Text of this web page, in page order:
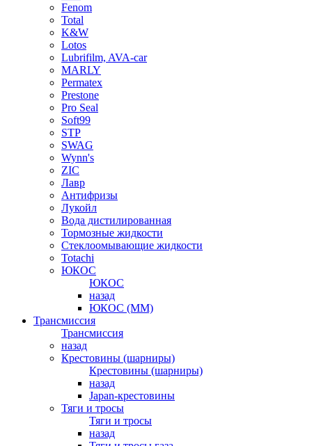
Fenom
Total
K&W
Lotos
Lubrifilm, AVA-car
MARLY
Permatex
Prestone
Pro Seal
Soft99
STP
SWAG
Wynn's
ZIC
Лавр
Антифризы
Лукойл
Вода дистилированная
Тормозные жидкости
Стеклоомывающие жидкости
Totachi
ЮКОС
ЮКОС
назад
ЮКОС (ММ)
Трансмиссия
Трансмиссия
назад
Крестовины (шарниры)
Крестовины (шарниры)
назад
Japan-крестовины
Тяги и тросы
Тяги и тросы
назад